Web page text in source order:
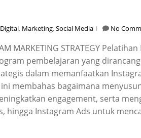
Digital, Marketing,Social Media No
MARKETING STRATEGY
pembelajaran yang
dalam memanfaatkan
membahas bagaimana
engagement, serta
hingga Instagram Ads untuk